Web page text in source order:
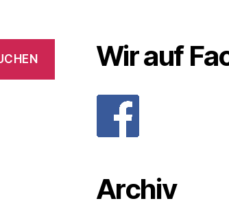
Wir auf
Archiv